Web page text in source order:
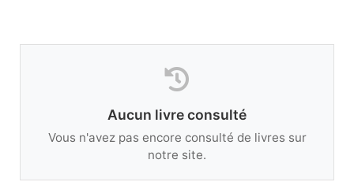
Aucun livre consulté
Vous n'avez pas encore consulté de livres sur
notre site.